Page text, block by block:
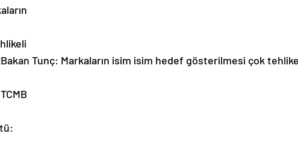
Bakan Tunç: Markaların isim isim hedef gösterilmesi çok tehlikeli